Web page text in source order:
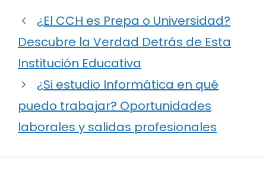
¿El CCH es Prepa o Universidad?
Descubre la Verdad Detrás de Esta
Institución Educativa
¿Si estudio Informática en qué
puedo trabajar? Oportunidades
laborales y salidas profesionales